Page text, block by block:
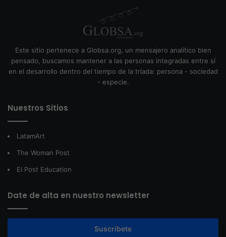
Este sitio pertenece a Globsa.org, un mensajero analítico bien
pensado, buscamos mantener a las personas integradas entre sí
en el desarrollo dentro del tiempo de la tríada: persona - sociedad
- especie.
Nuestros Sitios
LatamArt
The Woman Post
El Post Education
Date de alta en nuestro newsletter
Suscríbete